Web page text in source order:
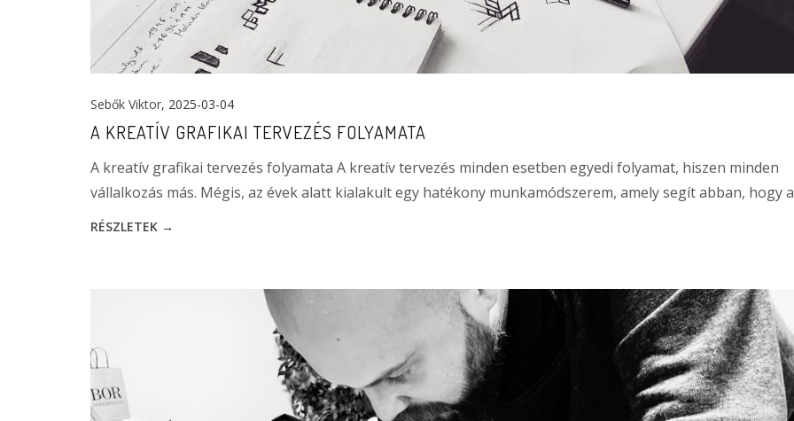
Sebők Viktor, 2025-03-04
A KREATÍV GRAFIKAI TERVEZÉS FOLYAMATA
A kreatív grafikai tervezés folyamata A kreatív tervezés minden esetben egyedi folyamat, hiszen minden
vállalkozás más. Mégis, az évek alatt kialakult egy hatékony munkamódszerem, amely segít abban, hogy
RÉSZLETEK →